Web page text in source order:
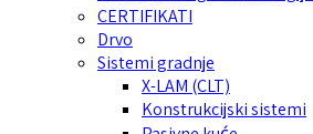
CERTIFIKATI
Drvo
Sistemi gradnje
X-LAM (CLT)
Konstrukcijski sistemi